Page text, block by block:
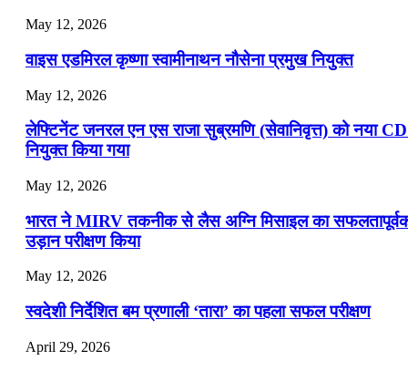
May 12, 2026
वाइस एडमिरल कृष्णा स्वामीनाथन नौसेना प्रमुख नियुक्त
May 12, 2026
लेफ्टिनेंट जनरल एन एस राजा सुब्रमणि (सेवानिवृत्त) को नया
नियुक्त किया गया
May 12, 2026
भारत ने MIRV तकनीक से लैस अग्नि मिसाइल का
उड़ान परीक्षण किया
May 12, 2026
स्वदेशी निर्देशित बम प्रणाली ‘तारा’ का पहला सफल परीक्षण
April 29, 2026